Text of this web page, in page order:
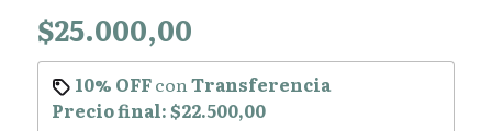
$25.000,00
10% OFFcon Transferencia
Precio final:$22.500,00